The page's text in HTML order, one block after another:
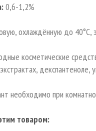
0,6-1,2%
охлаждённую до 40°С,
косметические
декспантеноле,
необходимо при
товаром: